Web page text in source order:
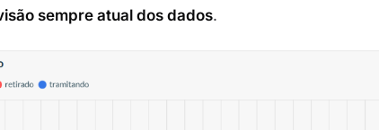
sempre atual dos dados.